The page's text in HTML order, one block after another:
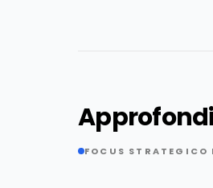
FOCUS STRATEGICO